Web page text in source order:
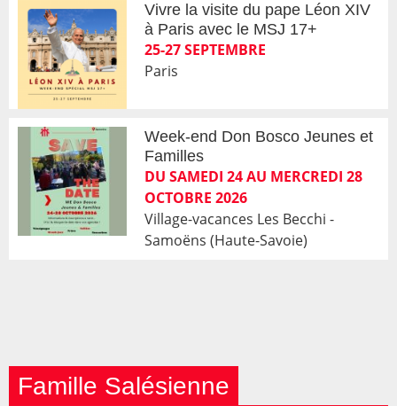
Vivre la visite du pape Léon XIV
à Paris avec le MSJ 17+
25-27 SEPTEMBRE
Paris
Week-end Don Bosco Jeunes et
Familles
DU SAMEDI 24 AU MERCREDI 28
OCTOBRE 2026
Village-vacances Les Becchi -
Samoëns (Haute-Savoie)
Famille Salésienne